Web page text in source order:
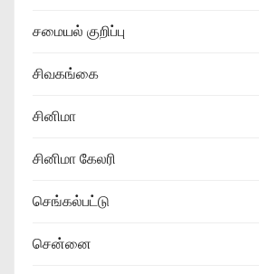
சமையல் குறிப்பு
சிவகங்கை
சினிமா
சினிமா கேலரி
செங்கல்பட்டு
சென்னை